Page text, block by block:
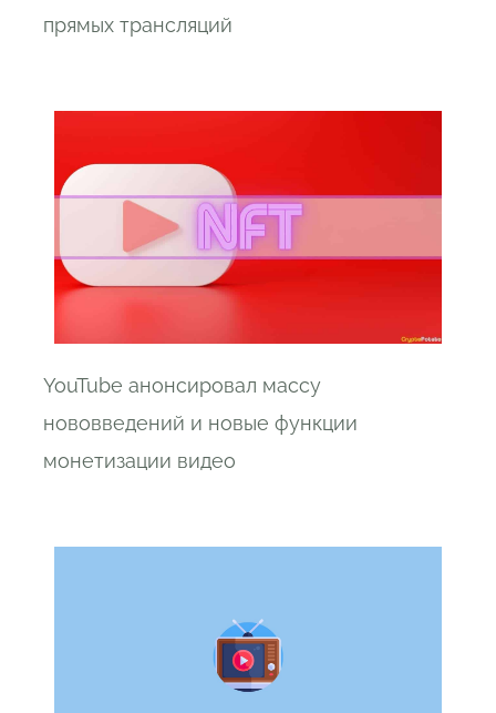
прямых трансляций
YouTube анонсировал массу
нововведений и новые функции
монетизации видео